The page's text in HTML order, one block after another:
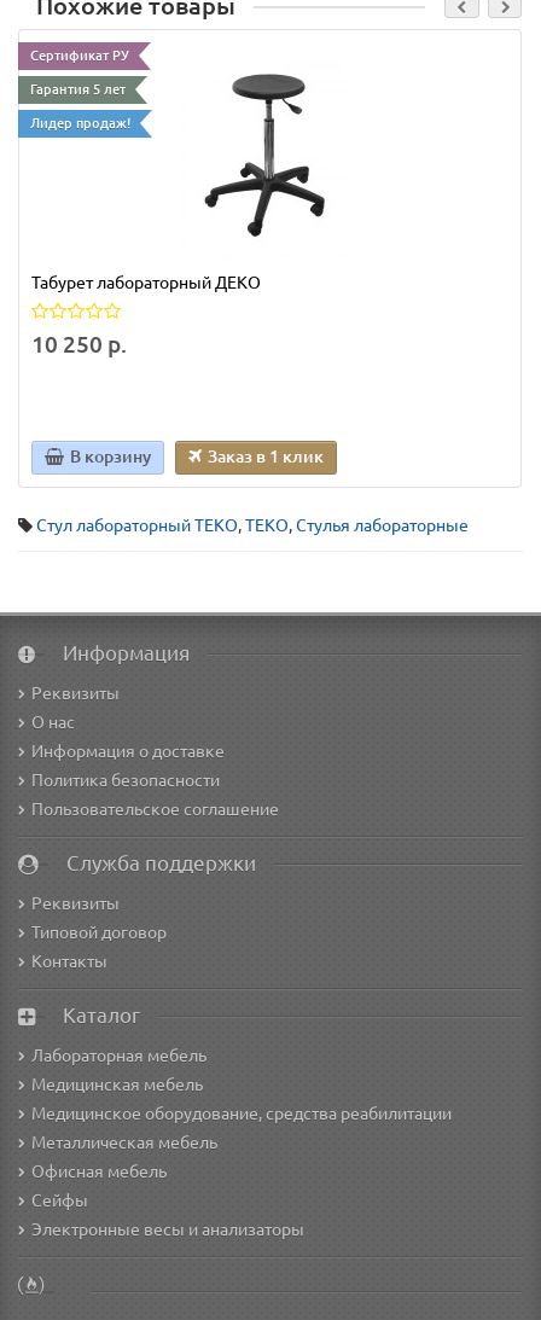
Похожие товары
Сертификат РУ
Гарантия 5 лет
Лидер продаж!
Табурет лабораторный ДЕКО
10 250 р.
В корзину Заказ в 1 клик
Стул лабораторный ТЕКО,ТЕКО,Стулья лабораторные
Информация
Реквизиты
О нас
Информация о доставке
Политика безопасности
Пользовательское соглашение
Служба поддержки
Реквизиты
Типовой договор
Контакты
Каталог
Лабораторная мебель
Медицинская мебель
Медицинское оборудование, средства реабилитации
Металлическая мебель
Офисная мебель
Сейфы
Электронные весы и анализаторы